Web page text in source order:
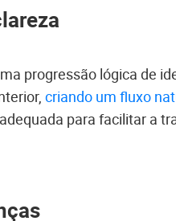
progressão lógica de
criando um fluxo
para facilitar a